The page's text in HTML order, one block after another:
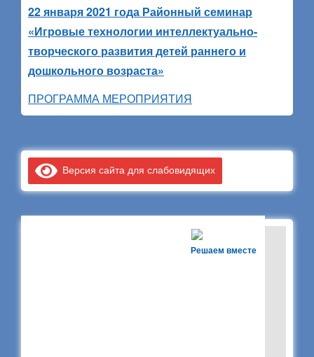
22 января 2021 года Районный семинар
«Игровые технологии интеллектуально-
творческого развития детей раннего и
дошкольного возраста»
ПРОГРАММА МЕРОПРИЯТИЯ
Версия сайта для слабовидящих
Решаем вместе